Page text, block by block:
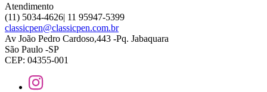
Atendimento
(11) 5034-4626| 11 95947-5399
classicpen@classicpen.com.br
Av João Pedro Cardoso,443 -Pq. Jabaquara
São Paulo -SP
CEP: 04355-001